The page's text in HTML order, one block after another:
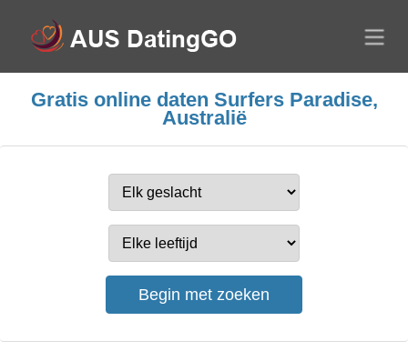
Gratis online daten Surfers Paradise,
Australië